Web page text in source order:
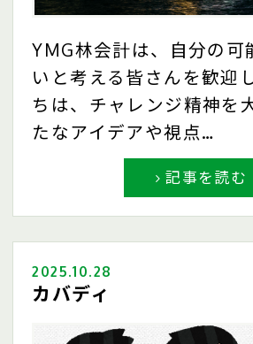
YMG林会計は、自分の可
いと考える皆さんを歓迎
ちは、チャレンジ精神を
たなアイデアや視点…
記事を読む
2025.10.28
カバディ